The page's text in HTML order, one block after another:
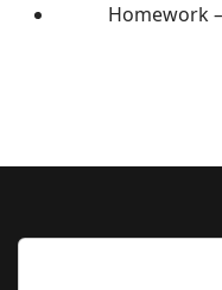
Homework